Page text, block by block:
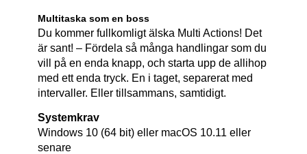
Multitaska som en boss
Du kommer fullkomligt älska Multi Actions! Det
är sant! – Fördela så många handlingar som du
vill på en enda knapp, och starta upp de allihop
med ett enda tryck. En i taget, separerat med
intervaller. Eller tillsammans, samtidigt.
Systemkrav
Windows 10 (64 bit) eller macOS 10.11 eller
senare